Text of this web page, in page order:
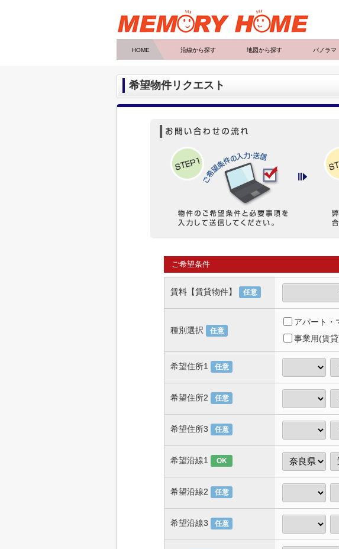
HOME 沿線から探す 地図から探す パノラマ
希望物件リクエスト
ご希望条件
賃料【賃貸物件】 任意
種別選択 任意
アパート・
事業用(賃
希望住所1 任意
希望住所2 任意
希望住所3 任意
希望沿線1 OK
希望沿線2 任意
希望沿線3 任意